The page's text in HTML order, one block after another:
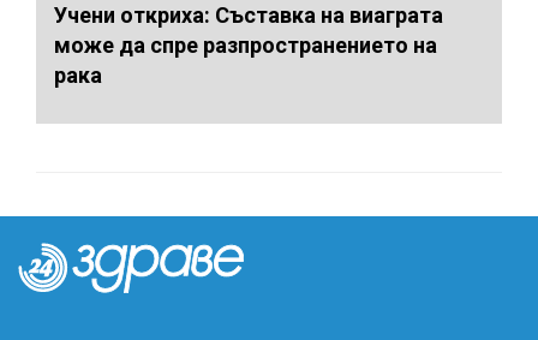
Учени откриха: Съставка на виаграта
може да спре разпространението на
рака